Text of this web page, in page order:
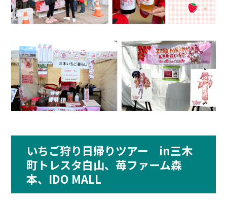
いちご狩り日帰りツアー in三木
町トレスタ白山、苺ファーム森
本、IDO MALL